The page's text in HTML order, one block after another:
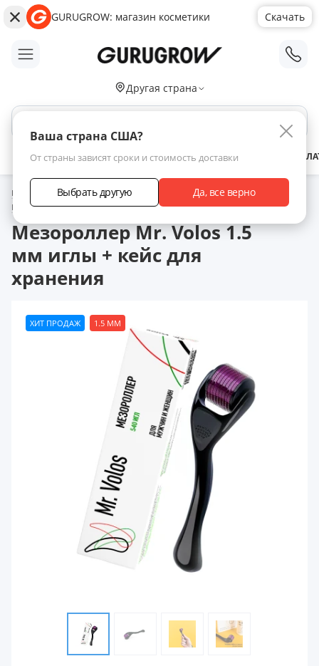
GURUGROW: магазин косметики Скачать
Другая страна
Ваша страна США?
От страны зависят сроки и стоимость доставки
Выбрать другую Да, все верно
АКЦИИ НОВИНКИБРЕНДЫЗАРАБОТАТЬ С НАМИ
Главная Каталог товаров
Mr. Volos – для быстрого роста волос
Мезороллеры
Мезороллер Mr. Volos 1.5 мм иглы + кейс для хранения
Мезороллер Mr. Volos 1.5
мм иглы + кейс для
хранения
ХИТ ПРОДАЖ 1.5 ММ